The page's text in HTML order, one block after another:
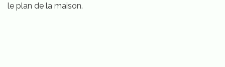
le plan de la maison.